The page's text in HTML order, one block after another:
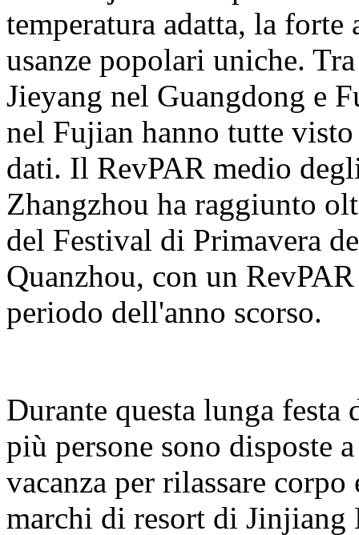
temperatura adatta, la forte
usanze popolari uniche.
Jieyang nel Guangdong e
nel Fujian hanno tutte
dati. Il RevPAR medio
Zhangzhou ha raggiunto
del Festival di Primavera
Quanzhou, con un
periodo dell'anno scorso.
Durante questa lunga festa
più persone sono disposte
vacanza per rilassare
marchi di resort di Jinjiang